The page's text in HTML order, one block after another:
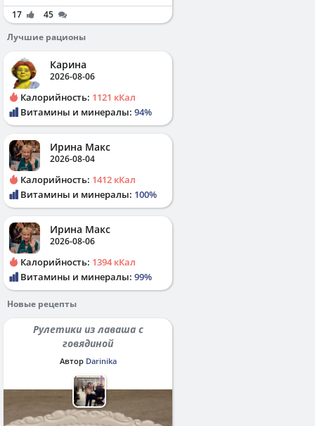
17
45
Лучшие рационы
Карина
2026-08-06
Калорийность: 1121 кКал
Витамины и минералы: 94%
Ирина Макс
2026-08-04
Калорийность: 1412 кКал
Витамины и минералы: 100%
Ирина Макс
2026-08-06
Калорийность: 1394 кКал
Витамины и минералы: 99%
Новые рецепты
Рулетики из лаваша с
говядиной
Автор Darinika